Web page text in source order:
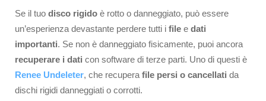
Se il tuo disco rigido è rotto o danneggiato, può essere
un’esperienza devastante perdere tutti i file e dati
importanti. Se non è danneggiato fisicamente, puoi ancora
recuperare i dati con software di terze parti. Uno di questi è
Renee Undeleter, che recupera file persi o cancellati da
dischi rigidi danneggiati o corrotti.